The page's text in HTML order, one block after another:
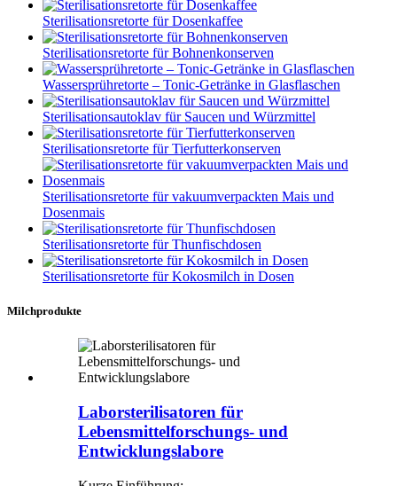
Sterilisationsretorte für Dosenkaffee
Sterilisationsretorte für Bohnenkonserven
Wassersprühretorte – Tonic-Getränke in Glasflaschen
Sterilisationsautoklav für Saucen und Würzmittel
Sterilisationsretorte für Tierfutterkonserven
Sterilisationsretorte für vakuumverpackten Mais und
Dosenmais
Sterilisationsretorte für Thunfischdosen
Sterilisationsretorte für Kokosmilch in Dosen
Milchprodukte
Laborsterilisatoren für
Lebensmittelforschungs- und
Entwicklungslabore